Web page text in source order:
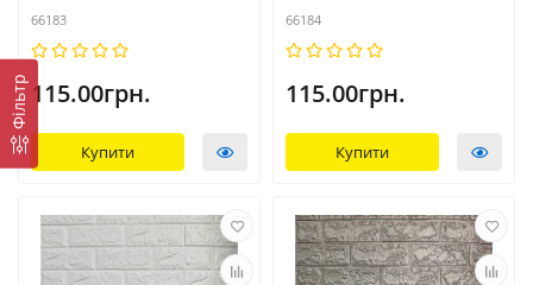
Фільтр
66183
115.00грн.
Купити
66184
115.00грн.
Купити